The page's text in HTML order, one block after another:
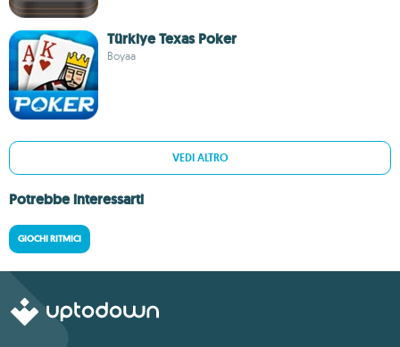
Türkiye Texas Poker
Boyaa
VEDI ALTRO
Potrebbe interessarti
GIOCHI RITMICI